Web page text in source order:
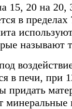
15, 20 на 20,
в
называют
в печи, при
придать